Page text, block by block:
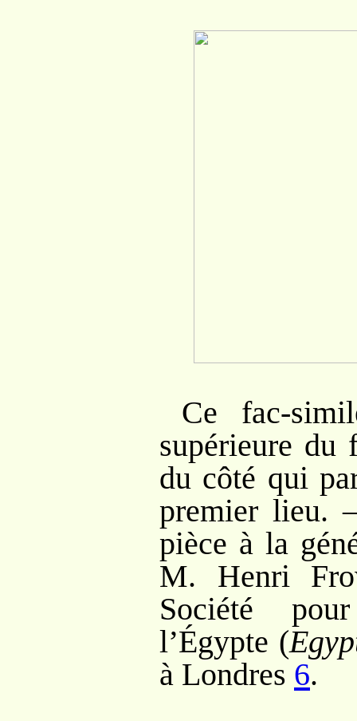
Ce fac-
supérieure
du côté qui
premier lieu.
pièce à la
M. Henri
Société
l’Égypte (
à Londres 6.